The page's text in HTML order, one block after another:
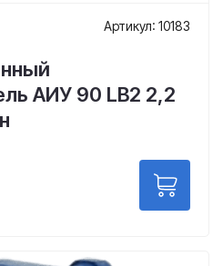
Артикул: 10183
АИУ 90 LВ2 2,2